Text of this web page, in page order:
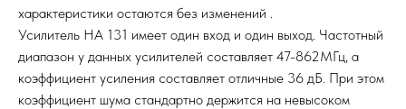
характеристики остаются без изменений .
Усилитель HA 131 имеет один вход и один выход. Частотный
диапазон у данных усилителей составляет 47-862МГц, а
коэффициент усиления составляет отличные 36 дБ. При этом
коэффициент шума стандартно держится на невысоком